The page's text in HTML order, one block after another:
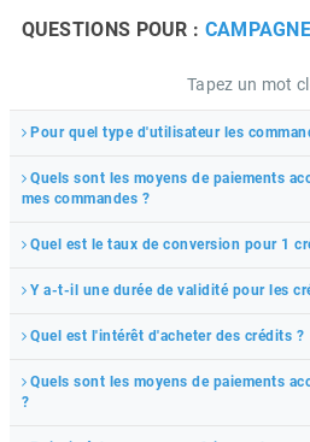
QUESTIONS POUR :
Tapez un mot
Pour quel type d'utilisateur les
Quels sont les moyens de paiements
mes commandes ?
Quel est le taux de conversion pour 1
Y a-t-il une durée de validité pour les
Quel est l'intérêt d'acheter des crédits ?
Quels sont les moyens de paiements
?